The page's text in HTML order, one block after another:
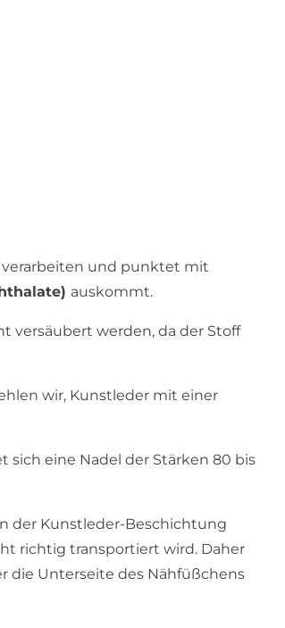
verarbeiten und punktet mit
auskommt.
versäubert werden, da der Stoff
wir, Kunstleder mit einer
sich eine Nadel der Stärken 80 bis
der Kunstleder-Beschichtung
richtig transportiert wird. Daher
die Unterseite des Nähfüßchens